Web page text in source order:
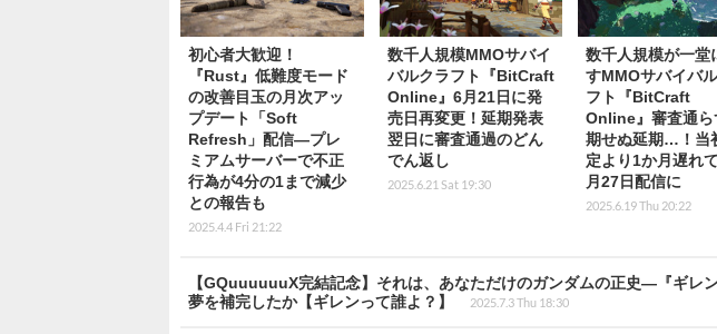
初心者大歓迎！
『Rust』低難度モード
の改善目玉の月次アッ
プデート「Soft
Refresh」配信―プレ
ミアムサーバーで不正
行為が4分の1まで減少
との報告も
2025.4.4 Fri 21:22
数千人規模MMOサバイ
バルクラフト『BitCraft
Online』6月21日に発
売日再変更！延期発表
翌日に審査通過のどん
でん返し
2025.6.21 Sat 19:30
数千人規模が一堂
すMMOサバイバ
フト『BitCraft
Online』審査通ら
期せぬ延期…！当
定より1か月遅れ
月27日配信に
2025.6.19 Thu 20:22
【GQuuuuuuX完結記念】それは、あなただけのガンダムの正史―『ギレ
夢を補完したか【ギレンって誰よ？】
2025.7.3 Thu 18:30